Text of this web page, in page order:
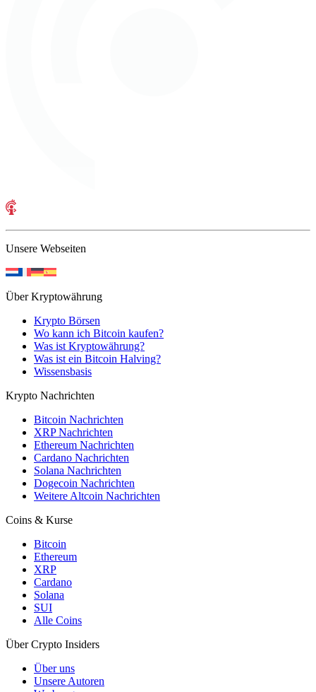
Unsere Webseiten
Über Kryptowährung
Krypto Börsen
Wo kann ich Bitcoin kaufen?
Was ist Kryptowährung?
Was ist ein Bitcoin Halving?
Wissensbasis
Krypto Nachrichten
Bitcoin Nachrichten
XRP Nachrichten
Ethereum Nachrichten
Cardano Nachrichten
Solana Nachrichten
Dogecoin Nachrichten
Weitere Altcoin Nachrichten
Coins & Kurse
Bitcoin
Ethereum
XRP
Cardano
Solana
SUI
Alle Coins
Über Crypto Insiders
Über uns
Unsere Autoren